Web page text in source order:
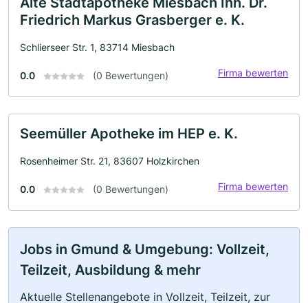
Friedrich Markus Grasberger e. K.
Schlierseer Str. 1, 83714 Miesbach
0.0 (0 Bewertungen) Firma bewerten
Seemüller Apotheke im HEP e. K.
Rosenheimer Str. 21, 83607 Holzkirchen
0.0 (0 Bewertungen) Firma bewerten
Jobs in Gmund & Umgebung: Vollzeit,
Teilzeit, Ausbildung & mehr
Aktuelle Stellenangebote in Vollzeit, Teilzeit, zur